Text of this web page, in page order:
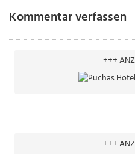
Kommentar verfassen
+++
+++